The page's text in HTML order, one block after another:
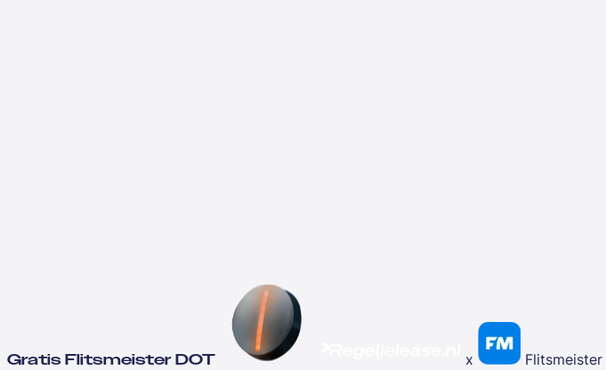
Gratis Flitsmeister DOT x Flitsmeister